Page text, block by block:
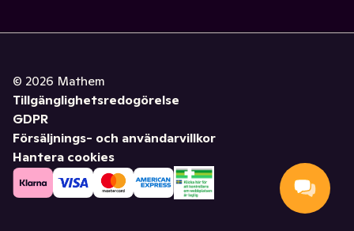
© 2026 Mathem
Tillgänglighetsredogörelse
GDPR
Försäljnings- och användarvillkor
Hantera cookies